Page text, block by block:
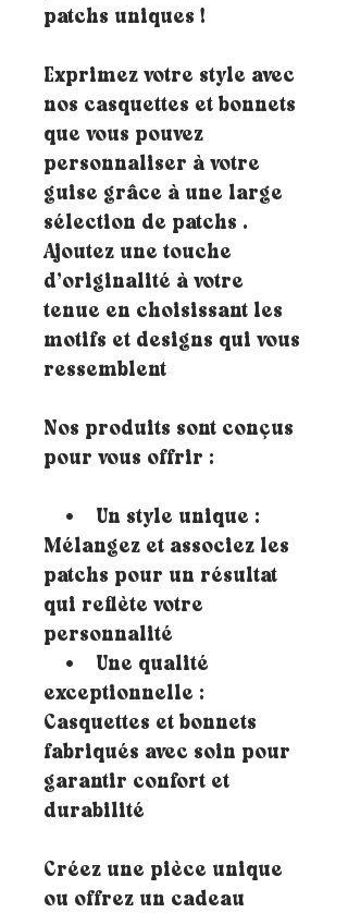
patchs uniques !
Exprimez votre style avec
nos casquettes et bonnets
que vous pouvez
personnaliser à votre
guise grâce à une large
sélection de patchs .
Ajoutez une touche
d’originalité à votre
tenue en choisissant les
motifs et designs qui vous
ressemblent
Nos produits sont conçus
pour vous offrir :
• Un style unique :
Mélangez et associez les
patchs pour un résultat
qui reflète votre
personnalité
• Une qualité
exceptionnelle :
Casquettes et bonnets
fabriqués avec soin pour
garantir confort et
durabilité
Créez une pièce unique
ou offrez un cadeau